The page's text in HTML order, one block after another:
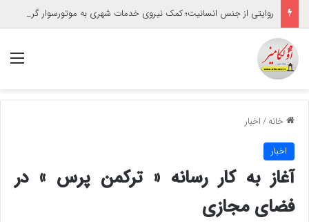
روایتی از جنس انسانیت؛ کمک نیروی خدمات شهری به موتورسوار گرفتار
خانه/اخبار
اخبار
آغاز به کار رسانه « ترکمن پرس » در
فضای مجازی